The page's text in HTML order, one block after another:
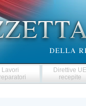
Lavori
Direttive
recepite